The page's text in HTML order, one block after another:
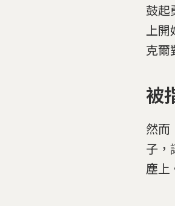
鼓起
上開
克爾
被
然而
子，
塵上